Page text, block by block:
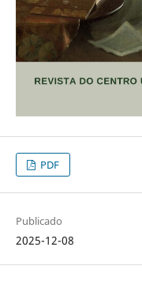
PDF
Publicado
2025-12-08